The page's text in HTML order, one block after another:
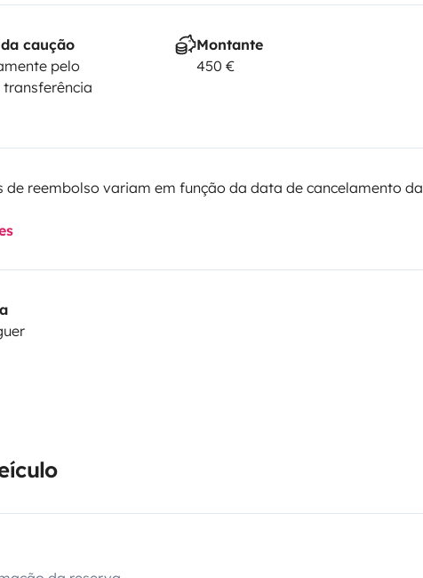
caução
pelo
Montante
450 €
de reembolso variam em função da data de cancelamento da